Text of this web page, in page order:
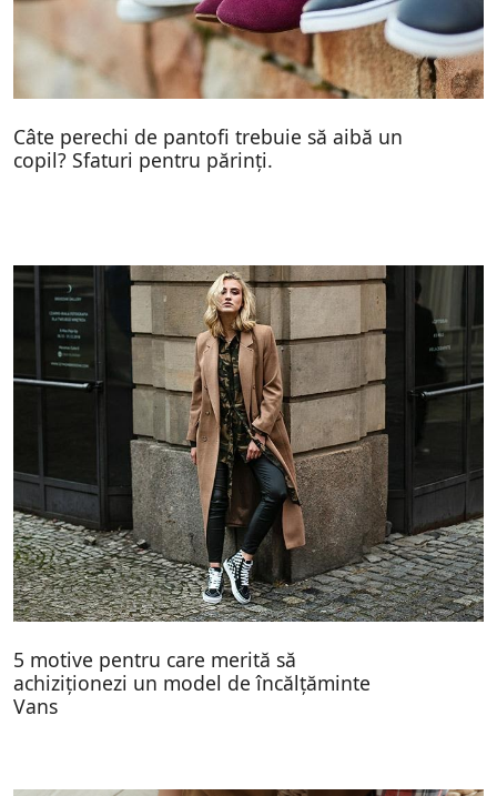
Câte perechi de pantofi trebuie să aibă un
copil? Sfaturi pentru părinți.
5 motive pentru care merită să
achiziționezi un model de încălțăminte
Vans